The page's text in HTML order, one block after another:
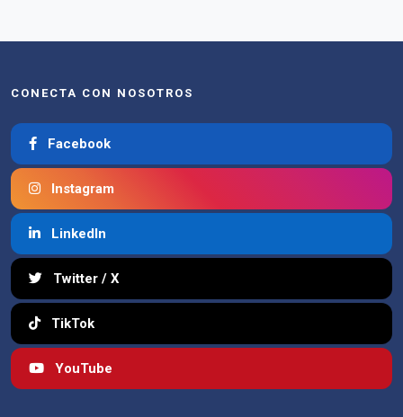
CONECTA CON NOSOTROS
Facebook
Instagram
LinkedIn
Twitter / X
TikTok
YouTube